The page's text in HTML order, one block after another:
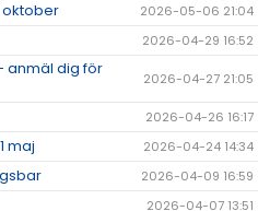
oktober 2026-05-06 21:04
2026-04-29 16:52
anmäl dig för
2026-04-27 21:05
2026-04-26 16:17
maj 2026-04-24 14:34
2026-04-09 16:59
2026-04-07 13:51